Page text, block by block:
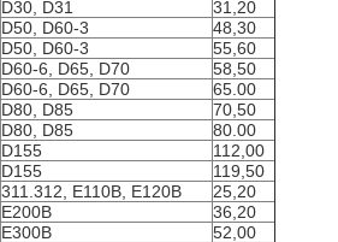
D30, D31
31,20
D50, D60-3
48,30
D50, D60-3
55,60
D60-6, D65, D70
58,50
D60-6, D65, D70
65.00
D80, D85
70,50
D80, D85
80.00
D155
112,00
D155
119,50
311.312, E110B, E120B
25,20
E200B
36,20
E300B
52,00